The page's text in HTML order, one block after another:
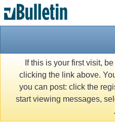
If this is your first visit,
clicking the link above.
you can post: click the
start viewing messages,